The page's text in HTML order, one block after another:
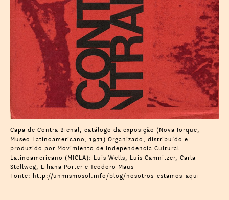
Capa de Contra Bienal, catálogo da exposição (Nova Iorque,
Museo Latinoamericano, 1971) Organizado, distribuído e
produzido por Movimiento de Independencia Cultural
Latinoamericano (MICLA): Luis Wells, Luis Camnitzer, Carla
Stellweg, Liliana Porter e Teodoro Maus
Fonte: http://unmismosol.info/blog/nosotros-estamos-aqui